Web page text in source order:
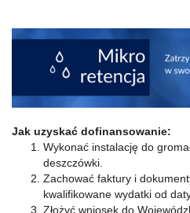
Jak uzyskać dofinansowanie:
Wykonać instalację do
deszczówki.
Zachować faktury i
kwalifikowane wydatki od
Złożyć wniosek do